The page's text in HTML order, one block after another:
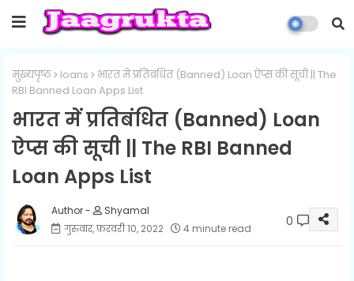
मुख्यपृष्ठ loans
भारत में प्रतिबंधित (Banned) Loan ऐप्स की सूची || The
RBI Banned Loan Apps List
भारत में प्रतिबंधित (Banned) Loan
ऐप्स की सूची || The RBI Banned
Loan Apps List
Shyamal
गुरुवार, फ़रवरी 10, 2022
4 minute read 0